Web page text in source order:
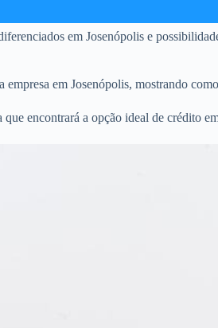
em Josenópolis e
empresa em Josenópolis, mostrando
encontrará a opção ideal de crédito